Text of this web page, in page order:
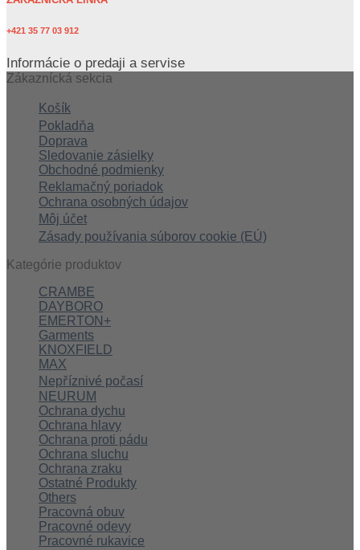
+421 35 77 03 912
Informácie o predaji a servise
Zákaznícká sekcia
Košík
Pokladňa
Doprava
Sledovanie zásielky
Obchodné podmienky
Reklamačný poriadok
Ochrana osobných údajov
Môj účet
Zásady používania súborov cookie (EÚ)
Kategórie produktov
CRAMBE
DAYBORO
EMERTON+
Garments
KNOXFIELD
MAX
Nepříznivé počasí
NEURUM
Ochrana dychu
Ochrana hlavy
Ochrana proti pádu
Ochrana sluchu
Ochrana zraku
Ostatné Produkty
Others
Pracovná obuv
Pracovné odevy
Pracovné rukavice